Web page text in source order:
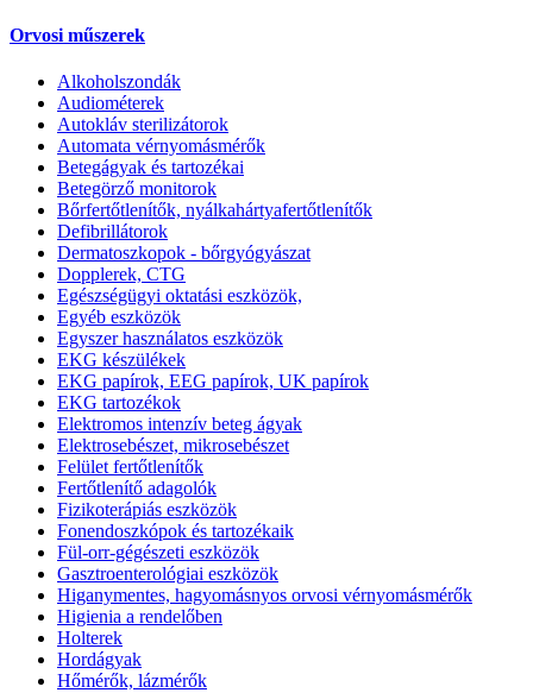
Orvosi műszerek
Alkoholszondák
Audiométerek
Autokláv sterilizátorok
Automata vérnyomásmérők
Betegágyak és tartozékai
Betegörző monitorok
Bőrfertőtlenítők, nyálkahártyafertőtlenítők
Defibrillátorok
Dermatoszkopok - bőrgyógyászat
Dopplerek, CTG
Egészségügyi oktatási eszközök,
Egyéb eszközök
Egyszer használatos eszközök
EKG készülékek
EKG papírok, EEG papírok, UK papírok
EKG tartozékok
Elektromos intenzív beteg ágyak
Elektrosebészet, mikrosebészet
Felület fertőtlenítők
Fertőtlenítő adagolók
Fizikoterápiás eszközök
Fonendoszkópok és tartozékaik
Fül-orr-gégészeti eszközök
Gasztroenterológiai eszközök
Higanymentes, hagyomásnyos orvosi vérnyomásmérők
Higienia a rendelőben
Holterek
Hordágyak
Hőmérők, lázmérők